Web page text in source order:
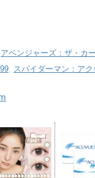
アベンジャーズ：ザ・カ
スパイダーマン：ア